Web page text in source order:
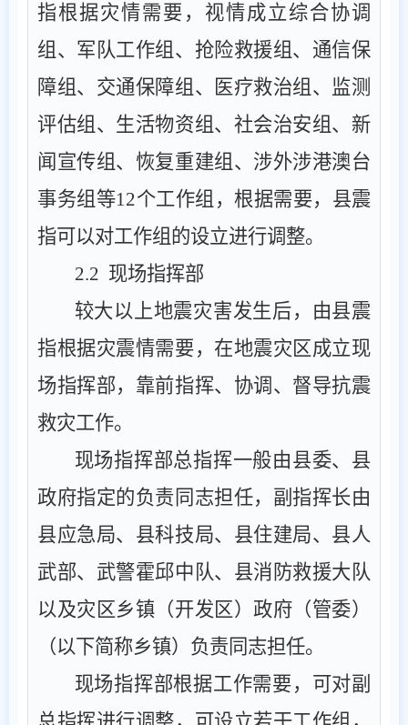
指根据灾情需要，视情成立综合协调
组、军队工作组、抢险救援组、通信保
障组、交通保障组、医疗救治组、监测
评估组、生活物资组、社会治安组、新
闻宣传组、恢复重建组、涉外涉港澳台
事务组等12个工作组，根据需要，县震
指可以对工作组的设立进行调整。
2.2 现场指挥部
较大以上地震灾害发生后， 由县震
指根据灾震情需要， 在地震灾区成立现
场指挥部，靠前指挥、协调、督导抗震
救灾工作。
现场指挥部总指挥一般由县委、县
政府指定的负责同志担任，副指挥长由
县应急局、 县科技局、县住建局、县人
武部、武警霍邱中队、县消防救援大队
以及灾区乡镇 （开发区）政府（管委）
（以下简称乡镇） 负责同志担任。
现场指挥部根据工作需要，可对副